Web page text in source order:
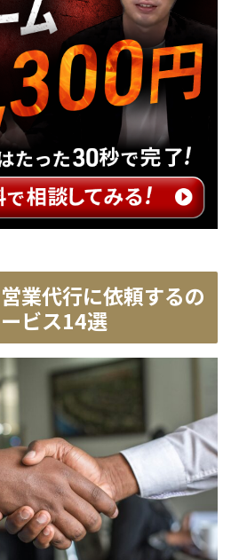
業代行に依頼するの
ビス14選